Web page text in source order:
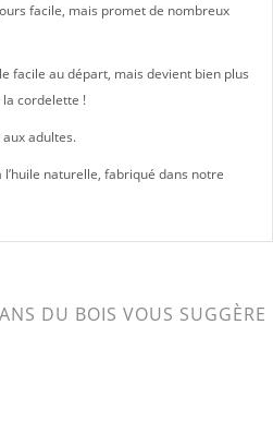
facile, mais promet de nombreux
facile au départ, mais devient bien plus
cordelette !
adultes.
naturelle, fabriqué dans notre
DU BOIS VOUS SUGGÈRE